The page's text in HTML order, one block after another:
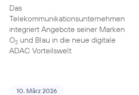
Das
Telekommunikationsunternehmen
integriert Angebote seiner Marken
O2und Blau in die neue digitale
ADAC Vorteilswelt
10. März 2026